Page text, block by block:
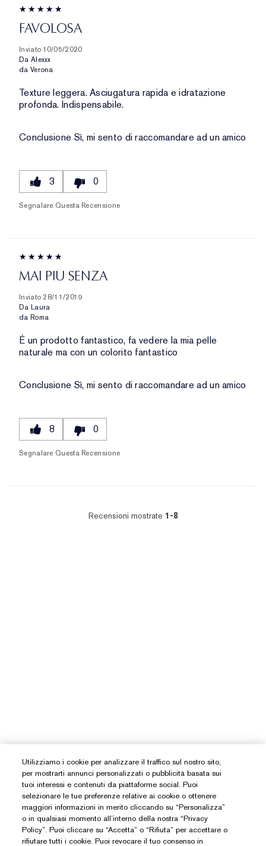
FAVOLOSA
Inviato 10/05/2020
Da Alexxx
da Verona
Texture leggera. Asciugatura rapida e idratazione
profonda. Indispensabile.
Conclusione Sì, mi sento di raccomandare ad un amico
3 0
Segnalare Questa Recensione
MAI PIU SENZA
Inviato 28/11/2019
Da Laura
da Roma
É un prodotto fantastico, fa vedere la mia pelle
naturale ma con un colorito fantastico
Conclusione Sì, mi sento di raccomandare ad un amico
8 0
Segnalare Questa Recensione
Recensioni mostrate 1-8
Utilizziamo i cookie per analizzare il traffico sul nostro sito,
per mostrarti annunci personalizzati o pubblicità basata sui
tuoi interessi e contenuti da piattaforme social. Puoi
selezionare le tue preferenze relative ai cookie o ottenere
maggiori informazioni in merito cliccando su “Personalizza”
o in qualsiasi momento all’interno della nostra “Privacy
Policy”. Puoi cliccare su “Accetta” o “Rifiuta” per accettare o
rifiutare tutti i cookie. Puoi revocare il tuo consenso in